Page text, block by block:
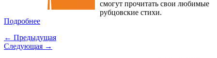
смогут прочитать свои любимые
рубцовские стихи.
Подробнее
← Предыдущая
Следующая →